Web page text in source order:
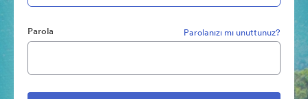
Parola Parolanızı mı unuttunuz?